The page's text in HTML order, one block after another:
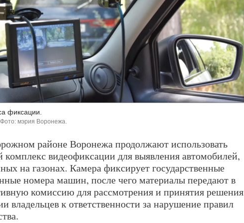
фиксации.
Фото: мэрия Воронежа.
районе Воронежа продолжают использовать
комплекс видеофиксации для выявления автомобилей,
на газонах. Камера фиксирует государственные
номера машин, после чего материалы передают в
комиссию для рассмотрения и принятия решения
владельцев к ответственности за нарушение правил